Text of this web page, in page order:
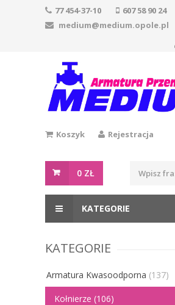
77 454-37-10
607 58 90 24
medium@medium.opole.pl
Koszyk Rejestracja
0 ZŁ
KATEGORIE
KATEGORIE
Armatura Kwasoodporna (137)
Kołnierze (106)